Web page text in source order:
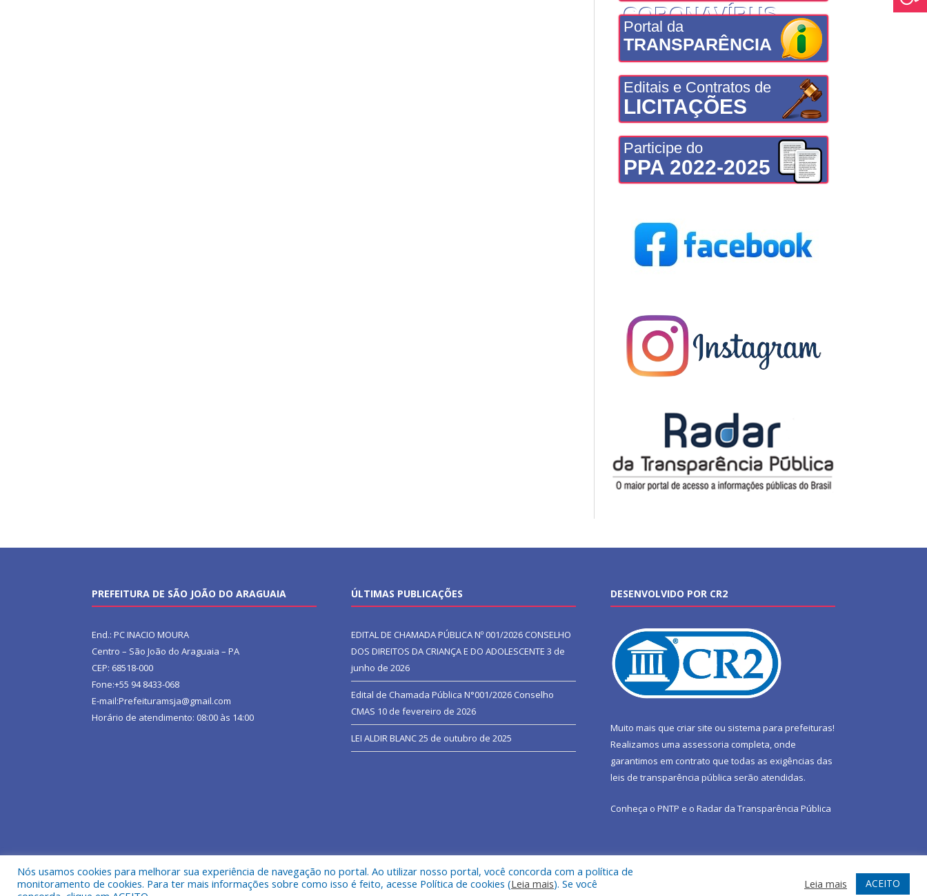
CORONAVÍRUS
Portal da
TRANSPARÊNCIA
Editais e Contratos de
LICITAÇÕES
Participe do
PPA 2022-2025
PREFEITURA DE SÃO JOÃO DO ARAGUAIA
End.: PC INACIO MOURA
Centro – São João do Araguaia – PA
CEP: 68518-000
Fone:+55 94 8433-068
E-mail:Prefeituramsja@gmail.com
Horário de atendimento: 08:00 às 14:00
ÚLTIMAS PUBLICAÇÕES
EDITAL DE CHAMADA PÚBLICA Nº 001/2026 CONSELHO
DOS DIREITOS DA CRIANÇA E DO ADOLESCENTE 3 de
junho de 2026
Edital de Chamada Pública N°001/2026 Conselho
CMAS 10 de fevereiro de 2026
LEI ALDIR BLANC25 de outubro de 2025
DESENVOLVIDO POR CR2
Muito mais que criar site ou sistema para prefeituras!
Realizamos uma assessoria completa, onde
garantimos em contrato que todas as exigências das
leis de transparência pública serão atendidas.
Conheça o PNTP e o Radar da Transparência Pública
Todos os direitos reservados a Prefeitura Municipal de São João do Araguaia. Mapa do Site Acessar Webmail
Nós usamos cookies para melhorar sua experiência de navegação no portal. Ao utilizar nosso portal, você concorda com a política de
monitoramento de cookies. Para ter mais informações sobre como isso é feito, acesse Política de cookies (Leia mais). Se você
Leia mais ACEITO